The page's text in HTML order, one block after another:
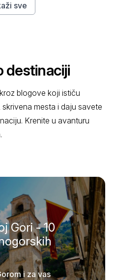
sve
destinaciji
blogove koji ističu
mesta i daju savete
Krenite u avanturu
Gori - 10
i za vas